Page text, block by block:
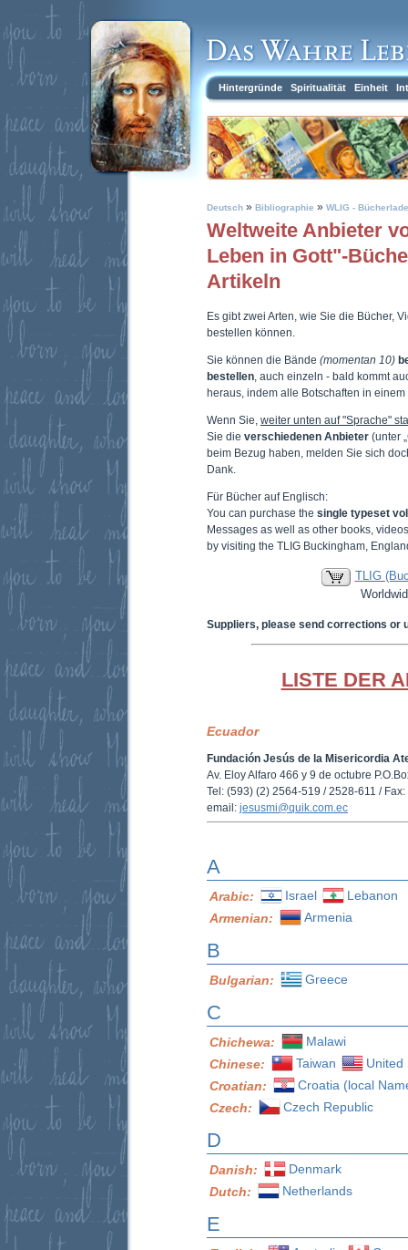
Hintergründe Spiritualität Einheit
Deutsch » Bibliographie » WLIG -
Weltweite Anbieter
Leben in Gott"-
Artikeln
Es gibt zwei Arten, wie Sie die Bücher,
bestellen können.
Sie können die Bände (momentan 10)
bestellen , auch einzeln - bald kommt
heraus, indem alle Botschaften in
Wenn Sie, weiter unten auf "Sprache"
Sie die verschiedenen Anbieter (unter
beim Bezug haben, melden Sie sich
Dank.
Für Bücher auf Englisch:
You can purchase the single typeset
Messages as well as other books,
by visiting the TLIG Buckingham,
TLIG
Suppliers, please send corrections or
LISTE DER
Ecuador
Fundación Jesús de la Misericordia
Av. Eloy Alfaro 466 y 9 de octubre
Tel: (593) (2) 2564-519 / 2528-611 /
email: jesusmi@quik.com.ec
A
Arabic: Israel
Lebanon
Armenian:
Armenia
B
Bulgarian: Greece
C
Chichewa:
Malawi
Chinese:
Taiwan
United
Croatian:
Croatia (local
Czech:
Czech Republic
D
Danish:
Denmark
Dutch:
Netherlands
E